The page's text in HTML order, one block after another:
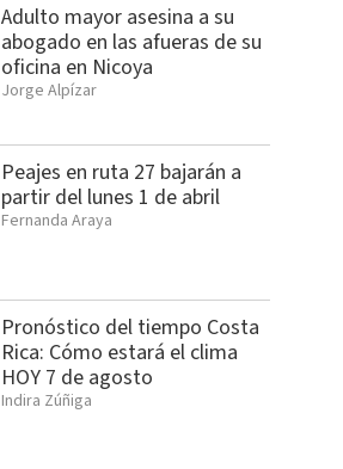
Adulto mayor asesina a su
abogado en las afueras de su
oficina en Nicoya
Jorge Alpízar
Peajes en ruta 27 bajarán a
partir del lunes 1 de abril
Fernanda Araya
Pronóstico del tiempo Costa
Rica: Cómo estará el clima
HOY 7 de agosto
Indira Zúñiga